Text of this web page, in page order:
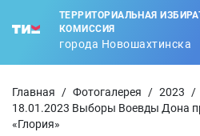
ТЕРРИТОРИАЛЬНАЯ
КОМИССИЯ
города Новошахтинска
Главная / Фотогалерея / 2023
/
18.01.2023 Выборы Воевды Дона
«Глория»